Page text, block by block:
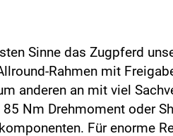
Sinne das Zugpferd
Rahmen mit
anderen an mit viel
Nm Drehmoment oder
Für enorme